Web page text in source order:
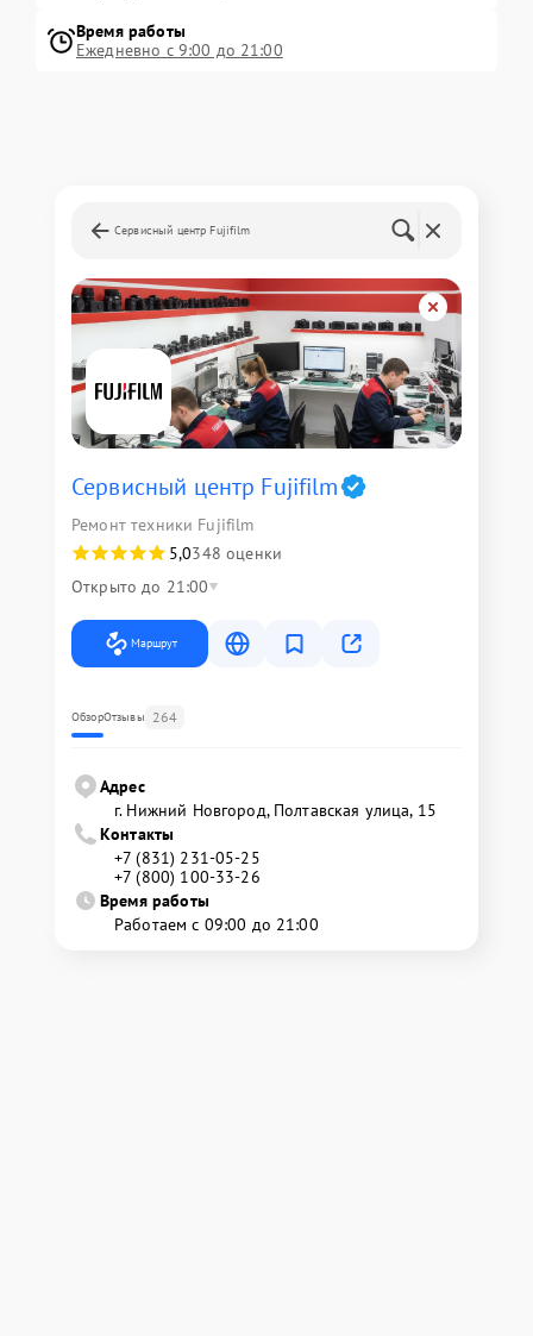
Время работы
Ежедневно с 9:00 до 21:00
Сервисный центр Fujifilm
Сервисный центр Fujifilm
Ремонт техники Fujifilm
5,0348 оценки
Открыто до 21:00
Маршрут
ОбзорОтзывы 264
Адрес
г. Нижний Новгород, Полтавская улица, 15
Контакты
+7 (831) 231-05-25
+7 (800) 100-33-26
Время работы
Работаем с 09:00 до 21:00